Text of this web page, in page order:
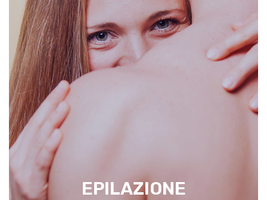
EPILAZIONE